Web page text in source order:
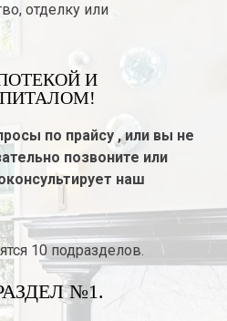
отделку или
И
по прайсу , или вы не
позвоните или
наш
10 подразделов.
№1.